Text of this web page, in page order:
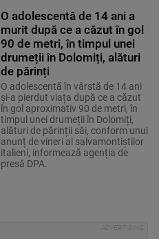
O adolescentă de 14 ani a
murit după ce a căzut în gol
90 de metri, în timpul unei
drumeții în Dolomiți, alături
de părinți
O adolescentă în vârstă de 14 ani
și-a pierdut viața după ce a căzut
în gol aproximativ 90 de metri, în
timpul unei drumeții în Dolomiți,
alături de părinții săi, conform unui
anunț de vineri al salvamontiștilor
italieni, informează agenția de
presă DPA.